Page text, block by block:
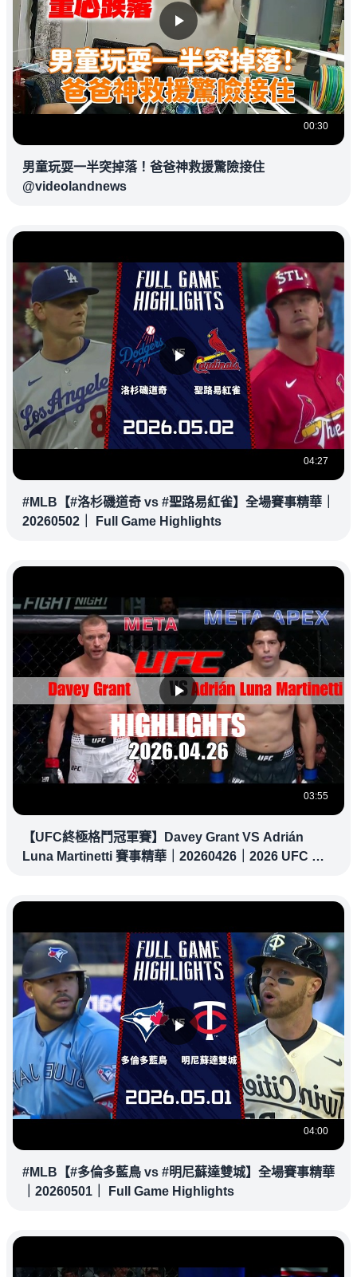
00:30
男童玩耍一半突掉落！爸爸神救援驚險接住
@videolandnews
04:27
#MLB【#洛杉磯道奇 vs #聖路易紅雀】全場賽事精華｜
20260502｜ Full Game Highlights
03:55
【UFC終極格鬥冠軍賽】Davey Grant VS Adrián
Luna Martinetti 賽事精華｜20260426｜2026 UFC 鎖
04:00
#MLB【#多倫多藍鳥 vs #明尼蘇達雙城】全場賽事精華
｜20260501｜ Full Game Highlights